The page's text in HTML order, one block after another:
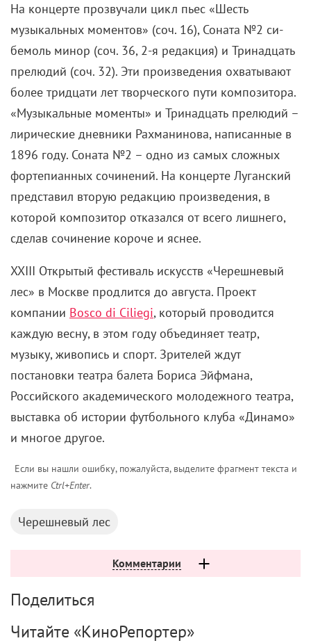
На концерте прозвучали цикл пьес «Шесть
музыкальных моментов» (соч. 16), Соната №2 си-
бемоль минор (соч. 36, 2-я редакция) и Тринадцать
прелюдий (соч. 32). Эти произведения охватывают
более тридцати лет творческого пути композитора.
«Музыкальные моменты» и Тринадцать прелюдий –
лирические дневники Рахманинова, написанные в
1896 году. Соната №2 – одно из самых сложных
фортепианных сочинений. На концерте Луганский
представил вторую редакцию произведения, в
которой композитор отказался от всего лишнего,
сделав сочинение короче и яснее.
XXIII Открытый фестиваль искусств «Черешневый
лес» в Москве продлится до августа. Проект
компании Bosco di Ciliegi, который проводится
каждую весну, в этом году объединяет театр,
музыку, живопись и спорт. Зрителей ждут
постановки театра балета Бориса Эйфмана,
Российского академического молодежного театра,
выставка об истории футбольного клуба «Динамо»
и многое другое.
Если вы нашли ошибку, пожалуйста, выделите фрагмент текста и
нажмите Ctrl+Enter.
Черешневый лес
Комментарии
Поделиться
Читайте «КиноРепортер»